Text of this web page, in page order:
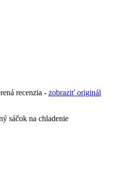
recenzia - zobraziť originál
sáčok na chladenie